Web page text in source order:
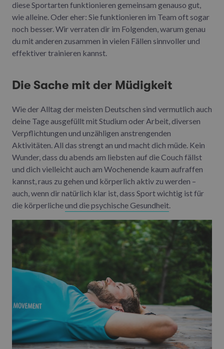
diese Sportarten funktionieren gemeinsam genauso gut,
wie alleine. Oder eher: Sie funktionieren im Team oft sogar
noch besser. Wir verraten dir im Folgenden, warum genau
du mit anderen zusammen in vielen Fällen sinnvoller und
effektiver trainieren kannst.
Die Sache mit der Müdigkeit
Wie der Alltag der meisten Deutschen sind vermutlich auch
deine Tage ausgefüllt mit Studium oder Arbeit, diversen
Verpflichtungen und unzähligen anstrengenden
Aktivitäten. All das strengt an und macht dich müde. Kein
Wunder, dass du abends am liebsten auf die Couch fällst
und dich vielleicht auch am Wochenende kaum aufraffen
kannst, raus zu gehen und körperlich aktiv zu werden –
auch, wenn dir natürlich klar ist, dass Sport wichtig ist für
die körperlicheund die psychische Gesundheit.